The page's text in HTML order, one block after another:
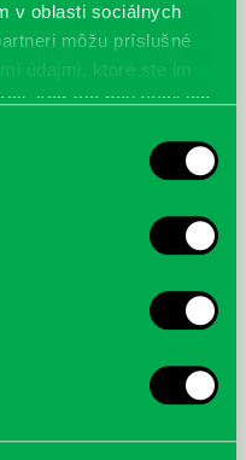
v oblasti sociálnych
môžu príslušné
údajmi, ktoré ste im
keď ste používali ich